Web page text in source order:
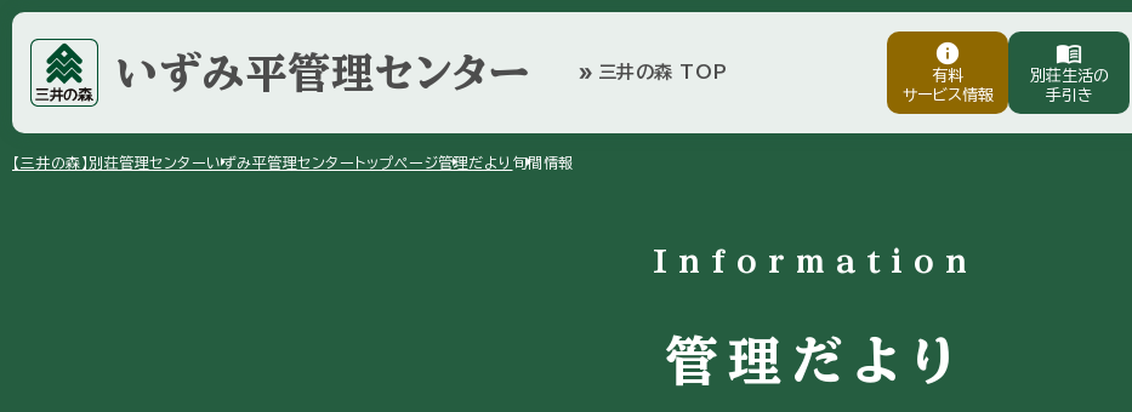
いずみ平管理センター double_arrow 三井の森 TOP
info
有料
サービス情報
menu_book
別荘生活の
手引き
【三井の森】 別荘管理センター arrow_right
いずみ平管理センター トップページ arrow_right
管理だより arrow_right
旬間情報
Information
管理だより